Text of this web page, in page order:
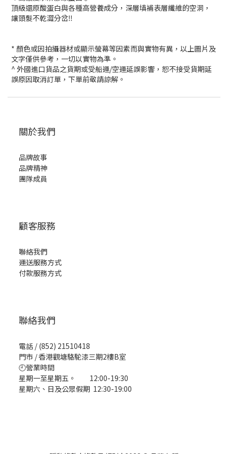
頂級還原酸蛋白與各種高營養成分，深層填補表層纖維的空洞，
讓頭髮不乾澀分岔‼️
* 顏色或因拍攝器材或顯示螢幕等因素而與實物有異，以上圖片及
文字僅供參考，一切以實物為準。
^ 外國進口貨品之貨期或受船運/空運延誤影響，恕不接受貨期延
誤原因取消訂單，下單前敬請諒解。
關於我們
品牌故事
品牌精神
團隊成員
顧客服務
聯絡我們
運送服務方式
付款服務方式
聯絡我們
電話 / (852) 21510418
門市 / 香港觀塘駱駝漆三期2樓B室
🕘營業時間
星期一至星期五。 12:00-19:30
星期六、日及公眾假期 12:30-19:00